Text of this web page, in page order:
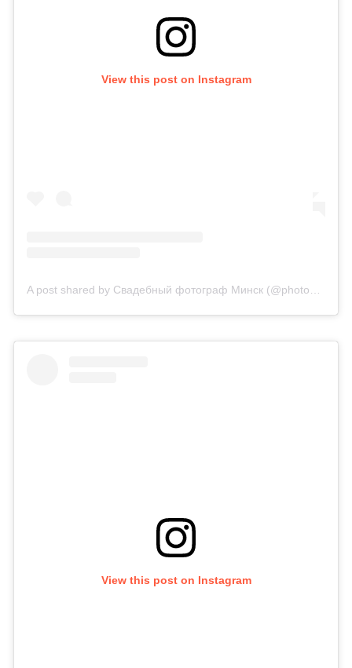
View this post on Instagram
A post shared by Свадебный фотограф Минск (@photographer_bogdan)
View this post on Instagram